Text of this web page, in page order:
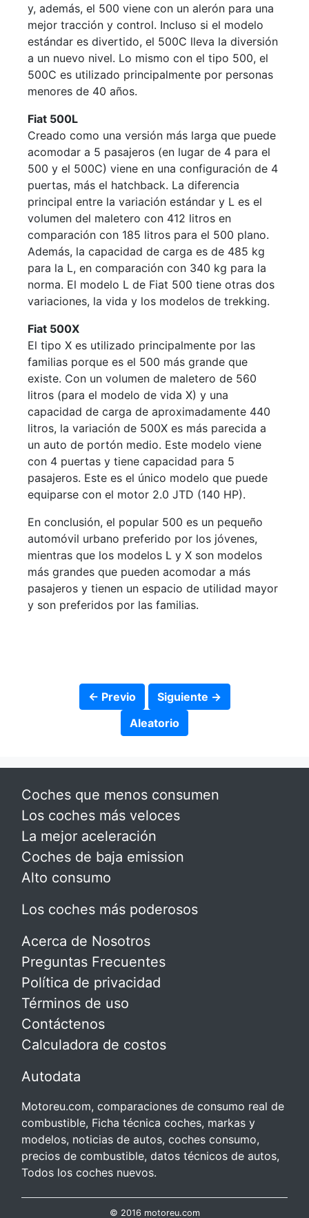
y, además, el 500 viene con un alerón para una
mejor tracción y control. Incluso si el modelo
estándar es divertido, el 500C lleva la diversión
a un nuevo nivel. Lo mismo con el tipo 500, el
500C es utilizado principalmente por personas
menores de 40 años.
Fiat 500L
Creado como una versión más larga que puede
acomodar a 5 pasajeros (en lugar de 4 para el
500 y el 500C) viene en una configuración de 4
puertas, más el hatchback. La diferencia
principal entre la variación estándar y L es el
volumen del maletero con 412 litros en
comparación con 185 litros para el 500 plano.
Además, la capacidad de carga es de 485 kg
para la L, en comparación con 340 kg para la
norma. El modelo L de Fiat 500 tiene otras dos
variaciones, la vida y los modelos de trekking.
Fiat 500X
El tipo X es utilizado principalmente por las
familias porque es el 500 más grande que
existe. Con un volumen de maletero de 560
litros (para el modelo de vida X) y una
capacidad de carga de aproximadamente 440
litros, la variación de 500X es más parecida a
un auto de portón medio. Este modelo viene
con 4 puertas y tiene capacidad para 5
pasajeros. Este es el único modelo que puede
equiparse con el motor 2.0 JTD (140 HP).
En conclusión, el popular 500 es un pequeño
automóvil urbano preferido por los jóvenes,
mientras que los modelos L y X son modelos
más grandes que pueden acomodar a más
pasajeros y tienen un espacio de utilidad mayor
y son preferidos por las familias.
← Previo
Siguiente →
Aleatorio
Coches que menos consumen
Los coches más veloces
La mejor aceleración
Coches de baja emission
Alto consumo
Los coches más poderosos
Acerca de Nosotros
Preguntas Frecuentes
Política de privacidad
Términos de uso
Contáctenos
Calculadora de costos
Autodata
Motoreu.com, comparaciones de consumo real de
combustible, Ficha técnica coches, markas y
modelos, noticias de autos, coches consumo,
precios de combustible, datos técnicos de autos,
Todos los coches nuevos.
© 2016 motoreu.com